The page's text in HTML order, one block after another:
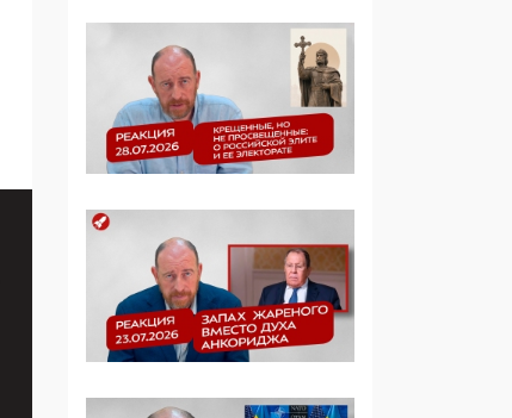
ценности и немного
двоемыслия
11:53, 09 Июня 2026
Прокуратура наконец
увидела
деятельность ИИТО
ЮНЕСКО в России, но
цифроглобалисты
продолжают
определять повестку в
образовании
09:43, 01 Июня 2026